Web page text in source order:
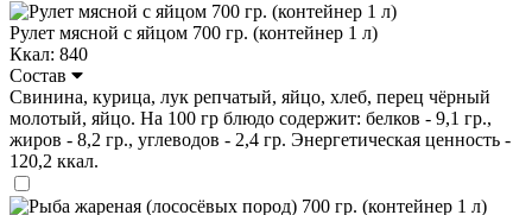
Рулет мясной с яйцом 700 гр. (контейнер 1 л)
Ккал: 840
Состав
Свинина, курица, лук репчатый, яйцо, хлеб, перец чёрный
молотый, яйцо. На 100 гр блюдо содержит: белков - 9,1 гр.,
жиров - 8,2 гр., углеводов - 2,4 гр. Энергетическая ценность -
120,2 ккал.